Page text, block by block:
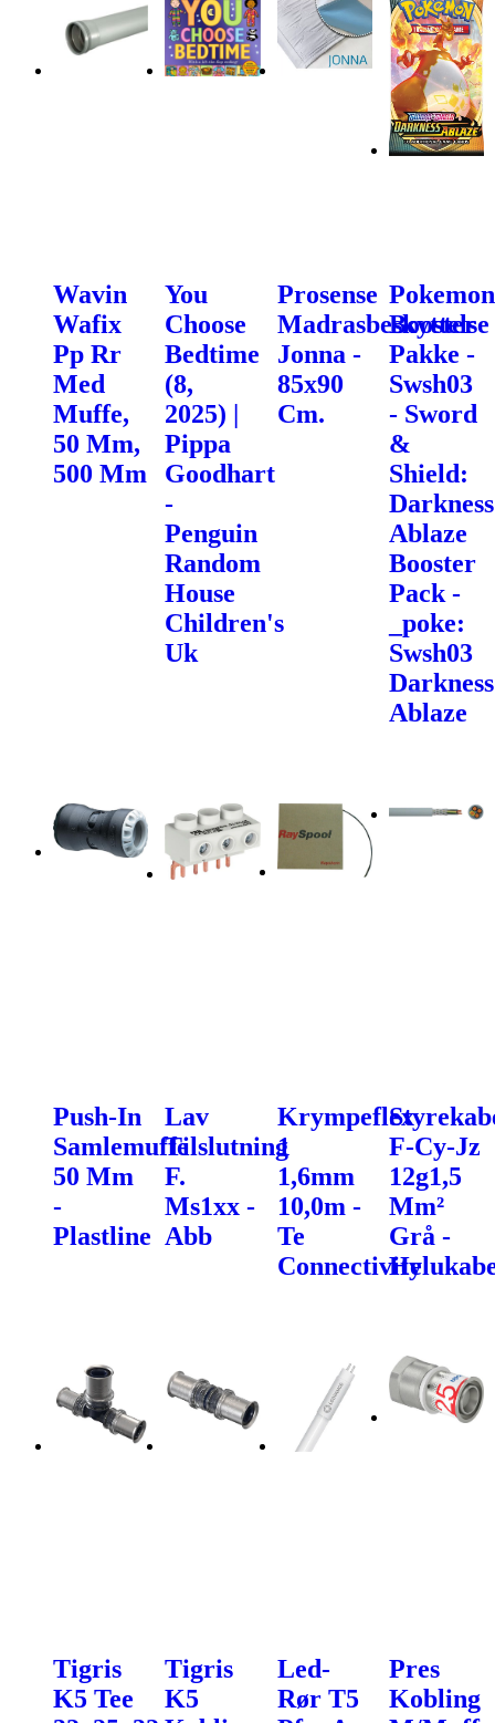
Wavin
Wafix
Pp Rr
Med
Muffe,
50 Mm,
500 Mm
You
Choose
Bedtime
(8,
2025) |
Pippa
Goodhart
-
Penguin
Random
House
Children's
Uk
Prosense
Madrasbeskyttelse
Jonna -
85x90
Cm.
Pokemon
Booster
Pakke -
Swsh03
- Sword
&
Shield:
Darkness
Ablaze
Booster
Pack -
_poke:
Swsh03
Darkness
Ablaze
Push-In
Samlemuffe
50 Mm
-
Plastline
Lav
Tilslutning
F.
Ms1xx -
Abb
Krympeflex
1
1,6mm
10,0m -
Te
Connectivity
F-Cy-Jz
12g1,5
Mm²
Grå -
Tigris
K5 Tee
Tigris
K5
Led-
Rør T5
Pres
Kobling